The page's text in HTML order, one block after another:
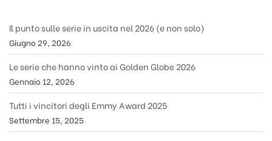
Il punto sulle serie in uscita nel 2026 (e non solo)
Giugno 29, 2026
Le serie che hanno vinto ai Golden Globe 2026
Gennaio 12, 2026
Tutti i vincitori degli Emmy Award 2025
Settembre 15, 2025